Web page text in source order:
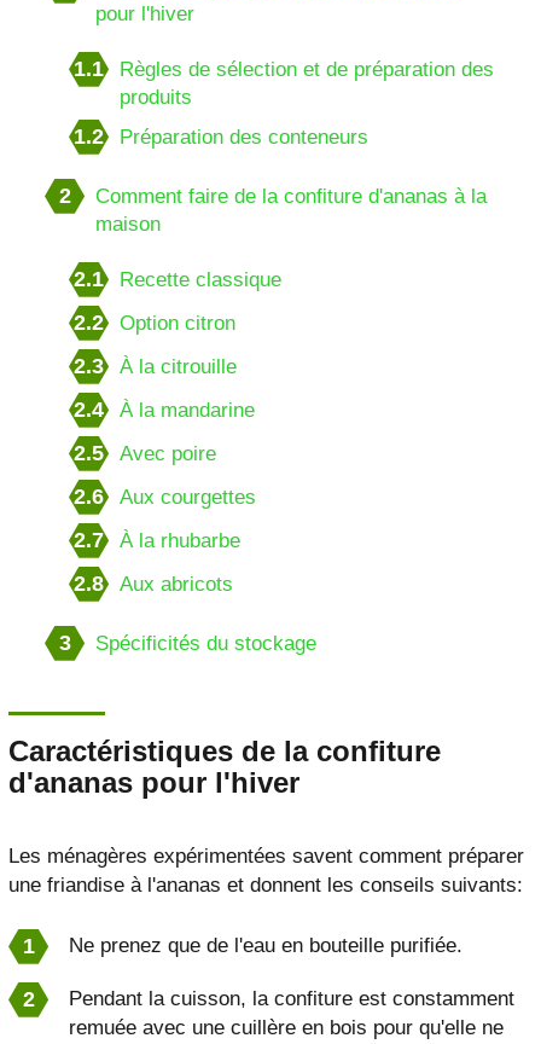
pour l'hiver
1.1
Règles de sélection et de préparation des
produits
1.2 Préparation des conteneurs
2
Comment faire de la confiture d'ananas à la
maison
2.1 Recette classique
2.2 Option citron
2.3 À la citrouille
2.4 À la mandarine
2.5 Avec poire
2.6 Aux courgettes
2.7 À la rhubarbe
2.8 Aux abricots
3 Spécificités du stockage
Caractéristiques de la confiture
d'ananas pour l'hiver
Les ménagères expérimentées savent comment préparer
une friandise à l'ananas et donnent les conseils suivants:
Ne prenez que de l'eau en bouteille purifiée.
Pendant la cuisson, la confiture est constamment
remuée avec une cuillère en bois pour qu'elle ne